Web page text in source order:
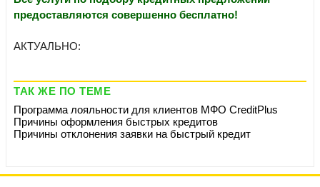
предоставляются совершенно бесплатно!
АКТУАЛЬНО:
ТАК ЖЕ ПО ТЕМЕ
Программа лояльности для клиентов МФО CreditPlus
Причины оформления быстрых кредитов
Причины отклонения заявки на быстрый кредит